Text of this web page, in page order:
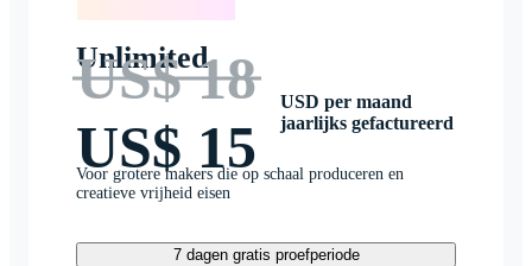
Unlimited
US$ 18
US$ 15
USD per maand
jaarlijks gefactureerd
Voor grotere makers die op schaal produceren en
creatieve vrijheid eisen
7 dagen gratis proefperiode